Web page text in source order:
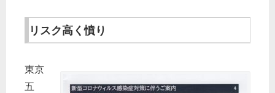
リスク高く憤り
東京
五